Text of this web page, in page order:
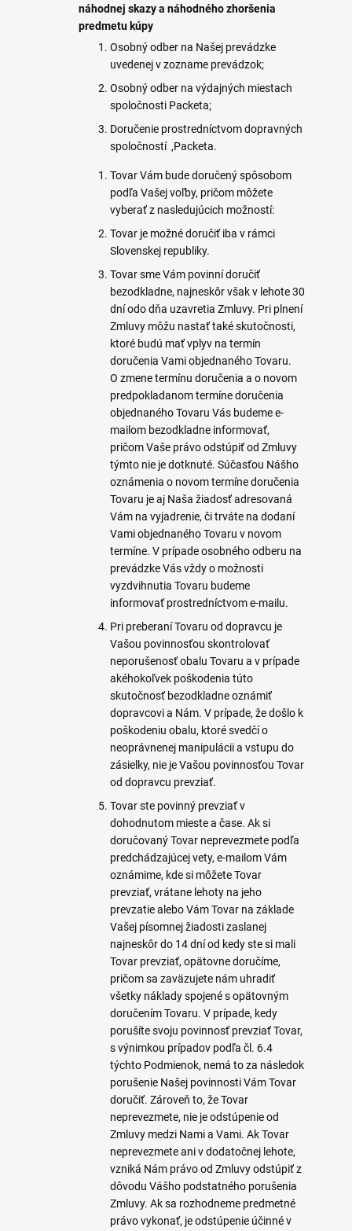
náhodnej skazy a náhodného zhoršenia
predmetu kúpy
Osobný odber na Našej prevádzke
uvedenej v zozname prevádzok;
Osobný odber na výdajných miestach
spoločnosti Packeta;
Doručenie prostredníctvom dopravných
spoločností ,Packeta.
Tovar Vám bude doručený spôsobom
podľa Vašej voľby, pričom môžete
vyberať z nasledujúcich možností:
Tovar je možné doručiť iba v rámci
Slovenskej republiky.
Tovar sme Vám povinní doručiť
bezodkladne, najneskôr však v lehote 30
dní odo dňa uzavretia Zmluvy. Pri plnení
Zmluvy môžu nastať také skutočnosti,
ktoré budú mať vplyv na termín
doručenia Vami objednaného Tovaru.
O zmene termínu doručenia a o novom
predpokladanom termíne doručenia
objednaného Tovaru Vás budeme e-
mailom bezodkladne informovať,
pričom Vaše právo odstúpiť od Zmluvy
týmto nie je dotknuté. Súčasťou Nášho
oznámenia o novom termíne doručenia
Tovaru je aj Naša žiadosť adresovaná
Vám na vyjadrenie, či trváte na dodaní
Vami objednaného Tovaru v novom
termíne. V prípade osobného odberu na
prevádzke Vás vždy o možnosti
vyzdvihnutia Tovaru budeme
informovať prostredníctvom e-mailu.
Pri preberaní Tovaru od dopravcu je
Vašou povinnosťou skontrolovať
neporušenosť obalu Tovaru a v prípade
akéhokoľvek poškodenia túto
skutočnosť bezodkladne oznámiť
dopravcovi a Nám. V prípade, že došlo k
poškodeniu obalu, ktoré svedčí o
neoprávnenej manipulácii a vstupu do
zásielky, nie je Vašou povinnosťou Tovar
od dopravcu prevziať.
Tovar ste povinný prevziať v
dohodnutom mieste a čase. Ak si
doručovaný Tovar neprevezmete podľa
predchádzajúcej vety, e-mailom Vám
oznámime, kde si môžete Tovar
prevziať, vrátane lehoty na jeho
prevzatie alebo Vám Tovar na základe
Vašej písomnej žiadosti zaslanej
najneskôr do 14 dní od kedy ste si mali
Tovar prevziať, opätovne doručíme,
pričom sa zaväzujete nám uhradiť
všetky náklady spojené s opätovným
doručením Tovaru. V prípade, kedy
porušíte svoju povinnosť prevziať Tovar,
s výnimkou prípadov podľa čl. 6.4
týchto Podmienok, nemá to za následok
porušenie Našej povinnosti Vám Tovar
doručiť. Zároveň to, že Tovar
neprevezmete, nie je odstúpenie od
Zmluvy medzi Nami a Vami. Ak Tovar
neprevezmete ani v dodatočnej lehote,
vzniká Nám právo od Zmluvy odstúpiť z
dôvodu Vášho podstatného porušenia
Zmluvy. Ak sa rozhodneme predmetné
právo vykonať, je odstúpenie účinné v